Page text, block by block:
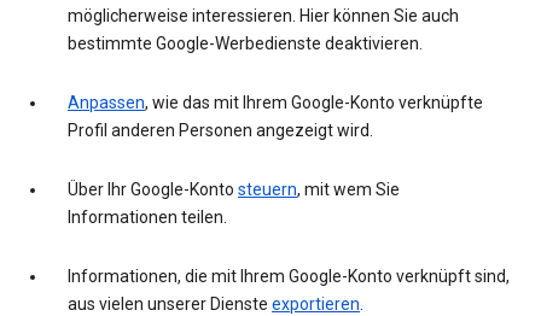
möglicherweise interessieren. Hier können Sie auch
bestimmte Google-Werbedienste deaktivieren.
Anpassen, wie das mit Ihrem Google-Konto verknüpfte
Profil anderen Personen angezeigt wird.
Über Ihr Google-Konto steuern, mit wem Sie
Informationen teilen.
Informationen, die mit Ihrem Google-Konto verknüpft sind,
aus vielen unserer Dienste exportieren.